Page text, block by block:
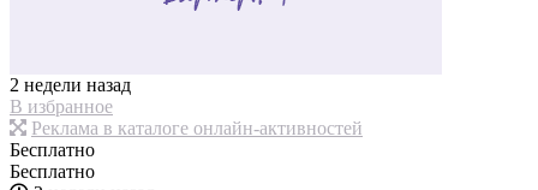
2 недели назад
В избранное
Реклама в каталоге онлайн-активностей
Бесплатно
Бесплатно